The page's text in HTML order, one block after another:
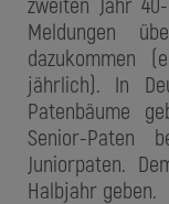
Meldungen
dazukommen
jährlich). In
Patenbäume
Senior-Paten
Juniorpaten.
Halbjahr geben.